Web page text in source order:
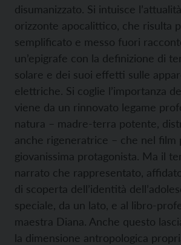
disumanizzato. Si intuisce
orizzonte apocalittico, che risulta
semplificato e messo fuori
un’epigrafe con la definizione di
solare e dei suoi effetti sulle
elettriche. Si coglie l’importanza
viene da un rinnovato legame
natura – madre-terra potente,
anche rigeneratrice – che nel film
giovanissima protagonista. Ma il
narrato che rappresentato,
di scoperta dell’identità
speciale, da un lato, e al libro-
maestra Diana. Anche questo
la dimensione antropologica